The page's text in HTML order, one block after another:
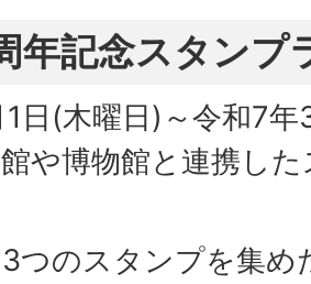
年記念スタンプ
日(木曜日)～令和7
や博物館と連携し
つのスタンプを集め